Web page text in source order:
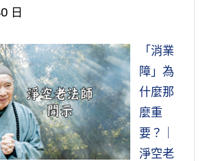
日
「消業
障」為
什麼那
麼重
要？｜
淨空老